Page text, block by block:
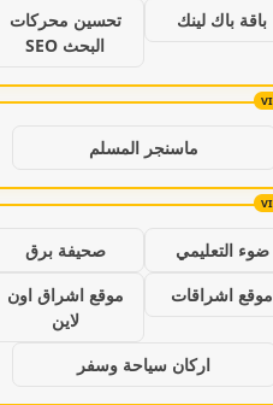
باقة باك لينك
تحسين محركات
البحث SEO
ماسنجر المسلم
ضوء التعليمي
صحيفة برق
موقع اشراقات
موقع اشراق اون
لاين
اركان سياحة وسفر